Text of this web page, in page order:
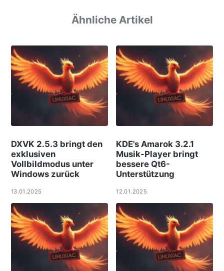
Ähnliche Artikel
DXVK 2.5.3 bringt den
exklusiven
Vollbildmodus unter
Windows zurück
13.01.2025
KDE's Amarok 3.2.1
Musik-Player bringt
bessere Qt6-
Unterstützung
12.01.2025